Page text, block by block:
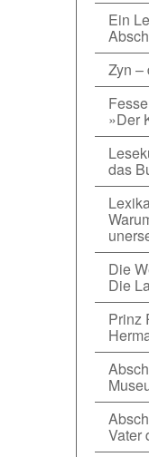
Ein
Zyn –
»Der
das
Die
Die
Prinz
Vater